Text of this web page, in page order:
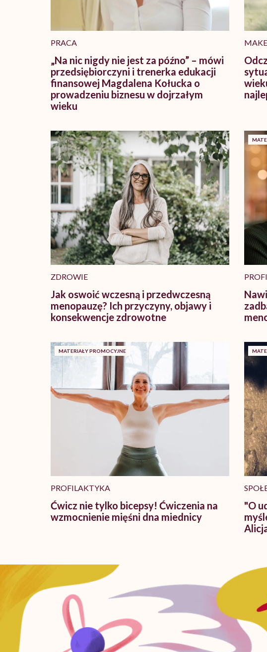
PRACA
„Na nic nigdy nie jest za późno” – mówi
przedsiębiorczyni i trenerka edukacji
finansowej Magdalena Kołucka o
prowadzeniu biznesu w dojrzałym
wieku
MAKE
ZDROWIE
Jak oswoić wczesną i przedwczesną
menopauzę? Ich przyczyny, objawy i
konsekwencje zdrowotne
MATERIAŁY PROMOCYJNE
PROFILAKTYKA
Ćwicz nie tylko bicepsy! Ćwiczenia na
wzmocnienie mięśni dna miednicy
"O